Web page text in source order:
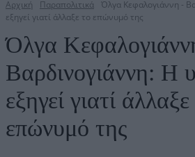
Αρχική Παραπολιτικά Όλγα Κεφαλογιάννη -
εξηγεί γιατί άλλαξε το επώνυμό της
Όλγα
Βαρδινογιάννη: Η
εξηγεί γιατί
επώνυμό της